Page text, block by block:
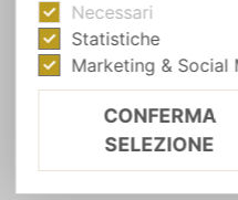
I Giardini
Questi giardini
Necessari
Statistiche
Marketing & Social
CONFERMA
SELEZIONE